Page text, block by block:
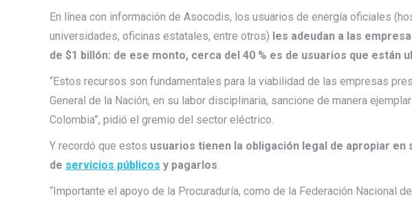
En línea con información de Asocodis, los usuarios de energía oficiales
universidades, oficinas estatales, entre otros) les adeudan a las
de $1 billón: de ese monto, cerca del 40 % es de usuarios que están
“Estos recursos son fundamentales para la viabilidad de las empresas
General de la Nación, en su labor disciplinaria, sancione de manera
Colombia”, pidió el gremio del sector eléctrico.
Y recordó que estos usuarios tienen la obligación legal de apropiar
de servicios públicos y pagarlos.
“Importante el apoyo de la Procuraduría, como de la Federación Nacional